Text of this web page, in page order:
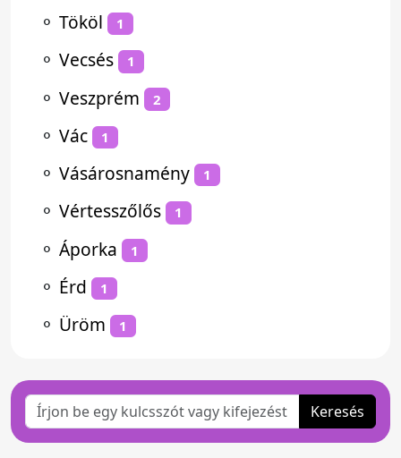
⚬ Tököl 1
⚬ Vecsés 1
⚬ Veszprém 2
⚬ Vác 1
⚬ Vásárosnamény 1
⚬ Vértesszőlős 1
⚬ Áporka 1
⚬ Érd 1
⚬ Üröm 1
Keresés